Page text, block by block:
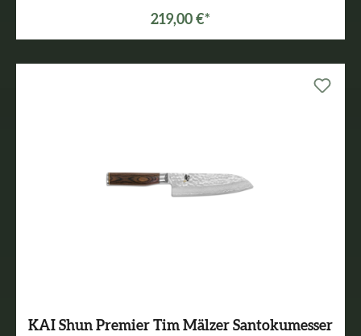
219,00 €*
KAI Shun Premier Tim Mälzer Santokumesser